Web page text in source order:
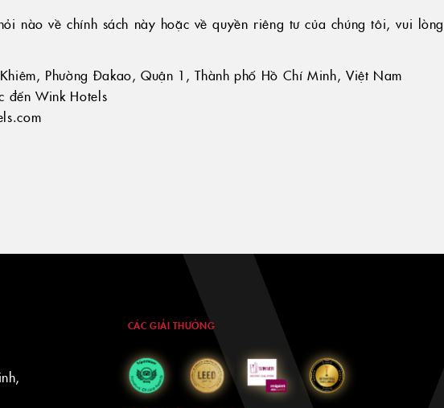
nào về chính sách này hoặc về quyền riêng tư của chúng tôi, vui
Phường Đakao, Quận 1, Thành phố Hồ Chí Minh, Việt Nam
đến Wink Hotels
CÁC GIẢI THƯỞNG